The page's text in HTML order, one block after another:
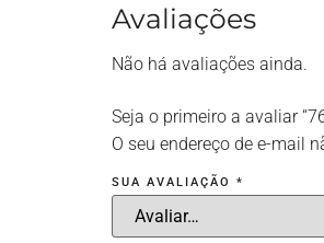
Avaliações
Não há avaliações ainda.
Seja o primeiro a avaliar
O seu endereço de e-mail
SUA AVALIAÇÃO *